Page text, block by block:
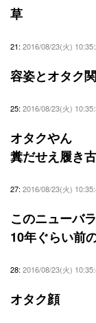
草
21: 2016/08/23(火)
容姿とオタク
25: 2016/08/23(火)
オタクやん
糞だせえ履き
27: 2016/08/23(火)
このニューバ
10年ぐらい前
28: 2016/08/23(火)
オタク顔